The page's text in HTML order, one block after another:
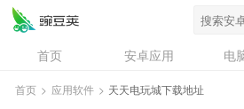
首页 安卓应用 电
资讯
专题
首页 > 应用软件 > 天天电玩城下载地址